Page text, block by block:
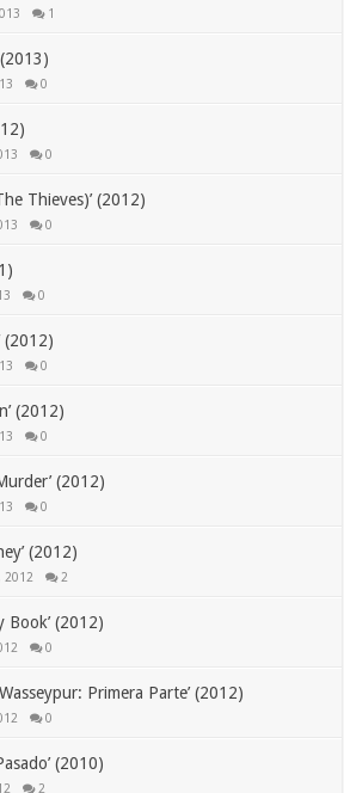
1
(2013)
0
0
Thieves)’ (2012)
0
0
(2012)
0
(2012)
0
(2012)
0
(2012)
2012 2
Book’ (2012)
0
Primera Parte’ (2012)
0
(2010)
2